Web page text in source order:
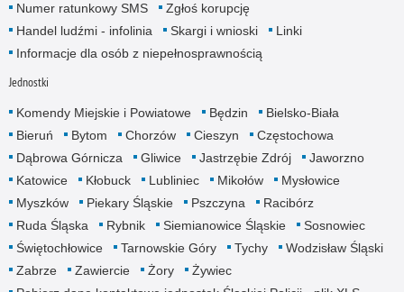
Numer ratunkowy SMS
Zgłoś korupcję
Handel ludźmi - infolinia
Skargi i wnioski
Linki
Informacje dla osób z niepełnosprawnością
Jednostki
Komendy Miejskie i Powiatowe Będzin
Bielsko-Biała
Bieruń
Bytom Chorzów Cieszyn
Częstochowa
Dąbrowa Górnicza
Gliwice Jastrzębie Zdrój
Jaworzno
Katowice
Kłobuck Lubliniec Mikołów
Mysłowice
Myszków
Piekary Śląskie Pszczyna
Racibórz
Ruda Śląska
Rybnik Siemianowice Śląskie
Sosnowiec
Świętochłowice
Tarnowskie Góry Tychy
Wodzisław Śląski
Zabrze
Zawiercie Żory
Żywiec